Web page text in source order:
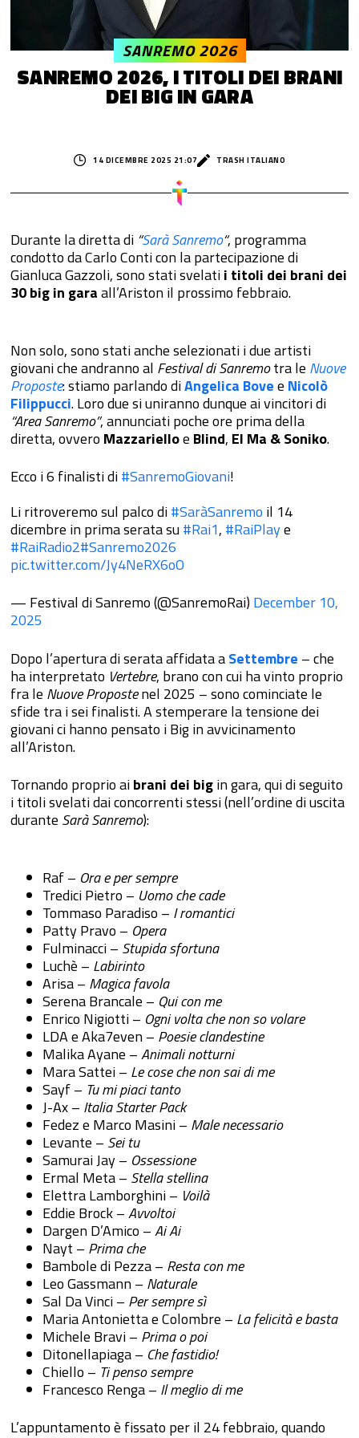
SANREMO 2026, I TITOLI DEI BRANI
DEI BIG IN GARA
SANREMO 2026
14 DICEMBRE 2025 21:07 TRASH ITALIANO
Durante la diretta di “Sarà Sanremo“, programma
condotto da Carlo Conti con la partecipazione di
Gianluca Gazzoli, sono stati svelatii titoli dei brani dei
30 big in garaall’Ariston il prossimo febbraio.
Non solo, sono stati anche selezionati i due artisti
giovani che andranno al Festival di Sanremotra le Nuove
Proposte: stiamo parlando diAngelica Bovee Nicolò
Filippucci. Loro due si uniranno dunque ai vincitori di
“Area Sanremo”, annunciati poche ore prima della
diretta, ovvero Mazzarielloe Blind, El Ma & Soniko.
Ecco i 6 finalisti di#SanremoGiovani!
Li ritroveremo sul palco di#SaràSanremo il 14
dicembre in prima serata su#Rai1, #RaiPlaye
#RaiRadio2#Sanremo2026
pic.twitter.com/Jy4NeRX6oO
— Festival di Sanremo (@SanremoRai) December 10,
2025
Dopo l’apertura di serata affidata aSettembre – che
ha interpretato Vertebre, brano con cui ha vinto proprio
fra le Nuove Propostenel 2025 – sono cominciate le
sfide tra i sei finalisti. A stemperare la tensione dei
giovani ci hanno pensato i Big in avvicinamento
all’Ariston.
Tornando proprio aibrani dei bigin gara, qui di seguito
i titoli svelati dai concorrenti stessi (nell’ordine di uscita
durante Sarà Sanremo):
Raf – Ora e per sempre
Tredici Pietro – Uomo che cade
Tommaso Paradiso – I romantici
Patty Pravo – Opera
Fulminacci – Stupida sfortuna
Luchè – Labirinto
Arisa – Magica favola
Serena Brancale – Qui con me
Enrico Nigiotti – Ogni volta che non so volare
LDA e Aka7even – Poesie clandestine
Malika Ayane –Animali notturni
Mara Sattei – Le cose che non sai di me
Sayf – Tu mi piaci tanto
J-Ax – Italia Starter Pack
Fedez e Marco Masini – Male necessario
Levante – Sei tu
Samurai Jay – Ossessione
Ermal Meta – Stella stellina
Elettra Lamborghini – Voilà
Eddie Brock –Avvoltoi
Dargen D’Amico –Ai Ai
Nayt – Prima che
Bambole di Pezza – Resta con me
Leo Gassmann – Naturale
Sal Da Vinci – Per sempre sì
Maria Antonietta e Colombre – La felicità e basta
Michele Bravi – Prima o poi
Ditonellapiaga – Che fastidio!
Chiello – Ti penso sempre
Francesco Renga – Il meglio di me
L’appuntamento è fissato per il 24 febbraio, quando